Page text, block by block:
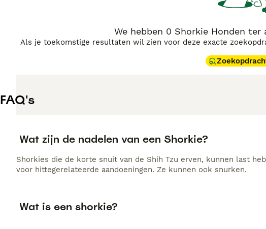
We hebben 0 Shorkie Honden
Als je toekomstige resultaten wil zien voor deze exacte
FAQ's
Wat zijn de nadelen van een Shorkie?
Shorkies die de korte snuit van de Shih Tzu erven, kunnen last
voor hittegerelateerde aandoeningen. Ze kunnen ook snurken.
Wat is een shorkie?